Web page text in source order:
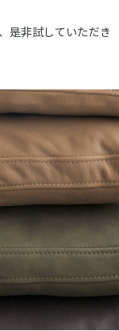
是非試していただき